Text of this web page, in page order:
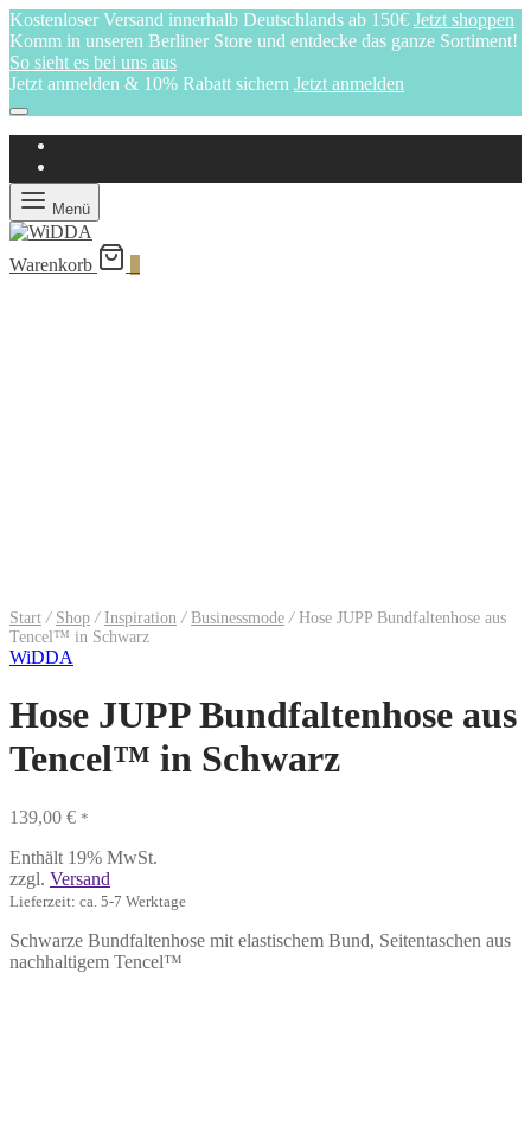
Kostenloser Versand innerhalb Deutschlands ab 150€ Jetzt shoppen
Komm in unseren Berliner Store und entdecke das ganze Sortiment!
So sieht es bei uns aus
Jetzt anmelden & 10% Rabatt sichern Jetzt anmelden
Menü
Warenkorb
Start / Shop / Inspiration / Businessmode /Hose JUPP Bundfaltenhose aus
Tencel™ in Schwarz
WiDDA
Hose JUPP Bundfaltenhose aus
Tencel™ in Schwarz
139,00 € *
Enthält 19% MwSt.
zzgl. Versand
Lieferzeit: ca. 5-7 Werktage
Schwarze Bundfaltenhose mit elastischem Bund, Seitentaschen aus
nachhaltigem Tencel™